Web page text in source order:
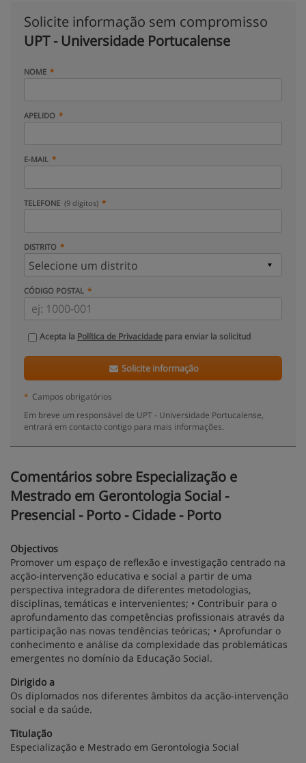
Solicite informação sem compromisso
UPT - Universidade Portucalense
NOME
APELIDO
E-MAIL
TELEFONE (9 dígitos)
DISTRITO
CÓDIGO POSTAL
Acepta la Política de Privacidade para enviar la solicitud
Solicite informação
* Campos obrigatórios
Em breve um responsável de UPT - Universidade Portucalense,
entrará em contacto contigo para mais informações.
Comentários sobre Especialização e
Mestrado em Gerontologia Social -
Presencial - Porto - Cidade - Porto
Objectivos
Promover um espaço de reflexão e investigação centrado na
acção-intervenção educativa e social a partir de uma
perspectiva integradora de diferentes metodologias,
disciplinas, temáticas e intervenientes; • Contribuir para o
aprofundamento das competências profissionais através da
participação nas novas tendências teóricas; • Aprofundar o
conhecimento e análise da complexidade das problemáticas
emergentes no domínio da Educação Social.
Dirigido a
Os diplomados nos diferentes âmbitos da acção-intervenção
social e da saúde.
Titulação
Especialização e Mestrado em Gerontologia Social